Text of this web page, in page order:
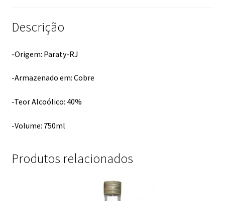
Descrição
-Origem: Paraty-RJ
-Armazenado em: Cobre
-Teor Alcoólico: 40%
-Volume: 750ml
Produtos relacionados